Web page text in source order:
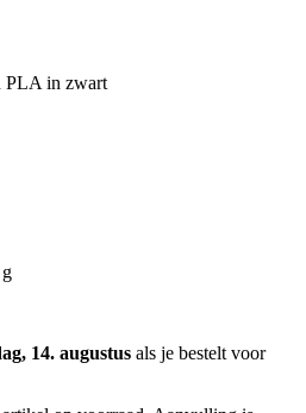
PLA in zwart
14. augustus als je bestelt voor